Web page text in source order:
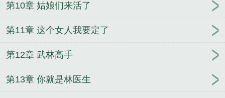
第10章 姑娘们来活了
第11章 这个女人我要定了
第12章 武林高手
第13章 你就是林医生